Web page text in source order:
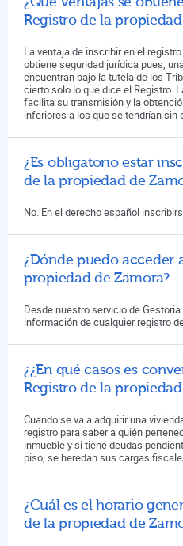
Registro de la
La ventaja de inscribir en el
obtiene seguridad jurídica pues,
encuentran bajo la tutela de los
cierto solo lo que dice el Registro.
facilita su transmisión y la
inferiores a los que se tendrían sin
¿Es obligatorio estar
de la propiedad de
No. En el derecho español
¿Dónde puedo acceder
propiedad de Zamora?
Desde nuestro servicio de
información de cualquier registro
¿¿En qué casos es
Registro de la
Cuando se va a adquirir una
registro para saber a quién
inmueble y si tiene deudas
piso, se heredan sus cargas
¿Cuál es el horario
de la propiedad de